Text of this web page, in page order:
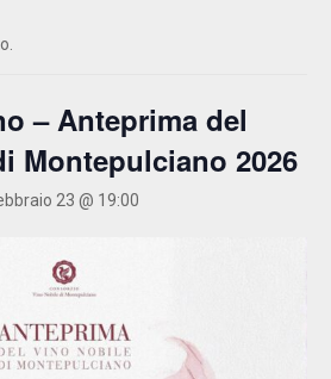
– Anteprima del
Montepulciano 2026
23 @ 19:00